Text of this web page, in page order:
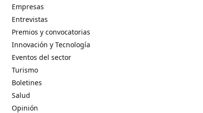
Empresas
Entrevistas
Premios y convocatorias
Innovación y Tecnología
Eventos del sector
Turismo
Boletines
Salud
Opinión